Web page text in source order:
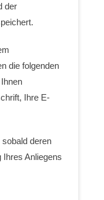
der
die folgenden
Ihre E-
deren
Ihres Anliegens